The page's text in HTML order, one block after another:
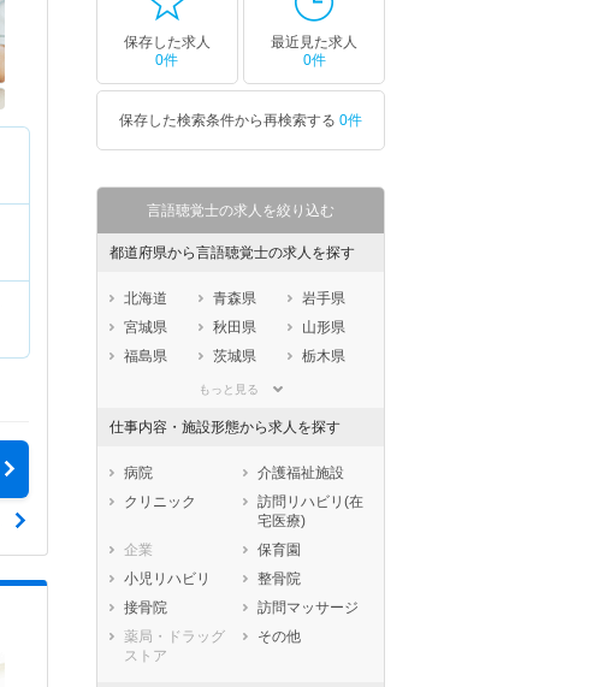
保存した求人
0件
最近見た求人
0件
保存した検索条件から再検索する 0件
言語聴覚士の求人を絞り込む
都道府県から言語聴覚士の求人を探す
北海道 青森県
岩手県
宮城県
秋田県
山形県
福島県
茨城県
栃木県
埼玉県
石川県
福井県
岐阜県
静岡県
愛知県
三重県
大阪府
兵庫県
奈良県
鳥取県
島根県
広島県
山口県
徳島県
香川県
愛媛県
もっと見る
仕事内容・施設形態から求人を探す
病院
介護福祉施設
クリニック
訪問リハビリ(在
宅医療)
企業
保育園
小児リハビリ
整骨院
接骨院
訪問マッサージ
薬局・ドラッグ
ストア
その他